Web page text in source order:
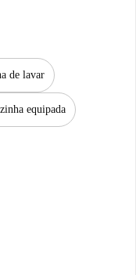
de lavar
equipada